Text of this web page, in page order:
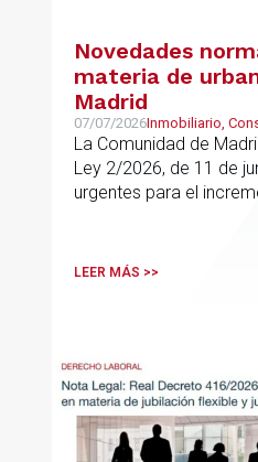
Novedades
materia de
Madrid
07/07/2026Inmobiliario,
Urbanismo
La Comunidad de
Ley 2/2026, de 11 de
urgentes para el
LEER MÁS >>